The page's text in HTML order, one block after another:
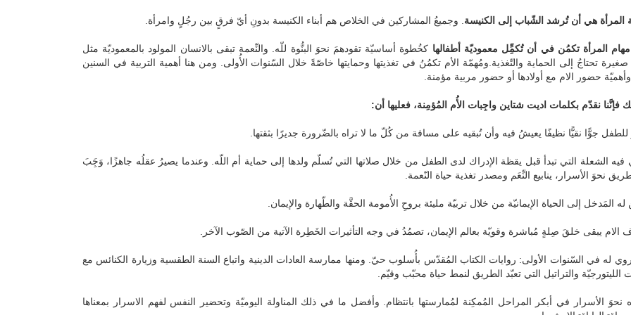
المرأة هي أن تُرشد الشّباب إلى الكنيسة . وجميعُ المشاركين في الخلاص هم أبناء الكنيسة بدونِ أيّ فرقٍ بين رجُلٍ وامرأة.
المرأة تكمُن في أن تُكمِِّل معموديّة أطفالها كخُطوة أساسيّة تقودهمَ نحوَ البنُّوة للّه. والنِّعمة تبقى بالانسان المولود بالمعموديّة مثل
تحتاجُ إلى الحماية والتّغذية.ومُهمّة الأم تكمُنُ في تغذيتها وحمايتها خاصّةً خلال السّنوات الأُولى. ومن هنا أهمية التربية في السنين
وأهميّة حضور الام مع أولادها أو حضور مربية مؤمنة.
فإنَّنا نقدّم بكلمات اديت شتاين واجِبات الأُم المُؤمِنة، فعليها أن:
جوًّا نقيًّا نظيفًا يعيشُ فيه وأن تُبقيه على مسافة من كُلّ ما لا تراه بالضّرورة جديرًا بثقتها.
الشعلة التي تبدأ قبل يقظة الإدراك لدى الطفل من خلال صلاتها التي تُسلّم ولدها إلى حماية أم اللّه. وعندما يصيرُ عقلُه جاهزًا، وَجَِبَ
نحوَ الأسرار، ينابيع النِّعَم ومصدر تغذية حياة النّعمة.
المَدخل إلى الحياة الإيمانيّة من خلال تربيّة مليئة بروحِ الأُمومة الحقَّة والطّهارة والإيمان.
الام يبقى خلقَ صِلةٍ مُباشرة وقويّة بعالم الإيمان، تصمُدُ في وجه التأثيرات الخَطِرة الآتية من الصّوب الآخر.
له في السّنوات الأولى: روايات الكتاب المُقدّس بأُسلوب حيّ. ومنها ممارسة العادات الدينية واتباع السنة الطقسية وزيارة الكنائس مع
الليتورجيّة والتراتيل التي تعبّد الطريق لنمط حياة محبّب وقيّم.
نحوَ الأسرار في أبكر المراحل المُمكِنة لمُمارستها بانتظام. وأفضل ما في ذلك المناولة اليوميّة وتحضير النفس لفهم الاسرار بمعناها